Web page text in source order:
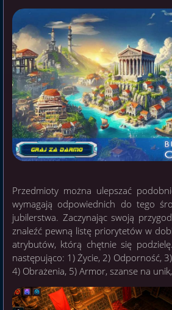
Przedmioty można ulepszać
wymagają odpowiednich do tego
jubilerstwa. Zaczynając swoją
znaleźć pewną listę priorytetów w
atrybutów, którą chętnie się
następująco: 1) Życie, 2) Odporność,
4) Obrażenia, 5) Armor, szanse na